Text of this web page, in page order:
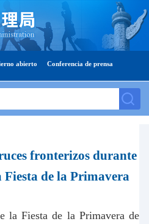
abierto Conferencia de prensa
fronterizos durante
Fiesta de la Primavera
laFiesta de la Primavera de